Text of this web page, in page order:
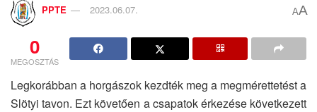
PPTE 2023.06.07. AA
0
MEGOSZTÁS
Legkorábban a horgászok kezdték meg a megmérettetést a
Slötyi tavon. Ezt követően a csapatok érkezése következett